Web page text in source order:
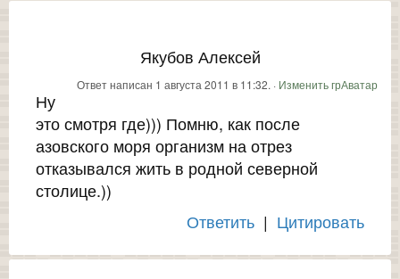
Якубов Алексей
Ответ написан 1 августа 2011 в 11:32. · Изменить грАватар
Ну
это смотря где))) Помню, как после
азовского моря организм на отрез
отказывался жить в родной северной
столице.))
Ответить | Цитировать